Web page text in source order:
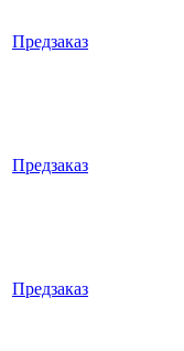
Предзаказ
Предзаказ
Предзаказ